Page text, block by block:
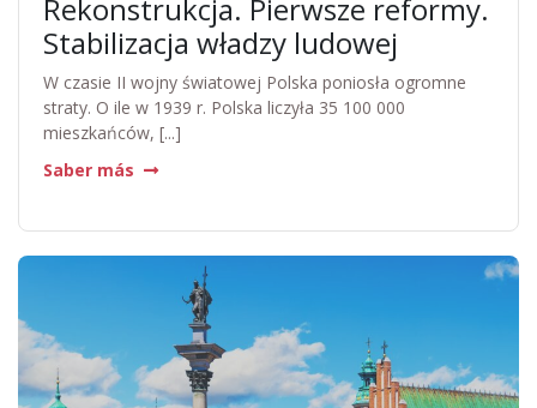
Rekonstrukcja. Pierwsze reformy.
Stabilizacja władzy ludowej
W czasie II wojny światowej Polska poniosła ogromne
straty. O ile w 1939 r. Polska liczyła 35 100 000
mieszkańców, [...]
Saber más